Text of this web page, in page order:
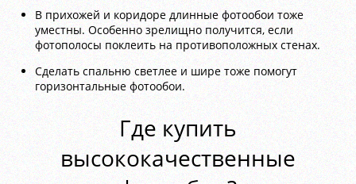
В прихожей и коридоре длинные фотообои тоже
уместны. Особенно зрелищно получится, если
фотополосы поклеить на противоположных стенах.
Сделать спальню светлее и шире тоже помогут
горизонтальные фотообои.
Где купить
высококачественные